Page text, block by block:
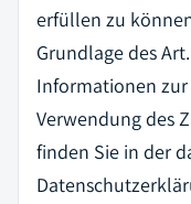
erfüllen zu
Grundlage des
Informationen
Verwendung des
finden Sie in der